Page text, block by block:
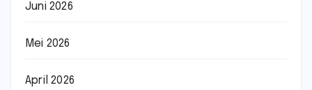
Juni 2026
Mei 2026
April 2026